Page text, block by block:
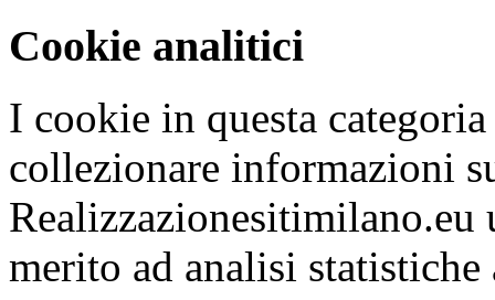
Cookie analitici
I cookie in questa
collezionare informazioni
Realizzazionesitimilano.eu
merito ad analisi